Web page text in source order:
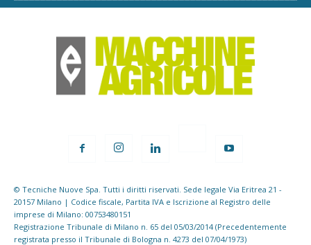
© Tecniche Nuove Spa. Tutti i diritti riservati. Sede legale Via Eritrea 21 -
20157 Milano | Codice fiscale, Partita IVA e Iscrizione al Registro delle
imprese di Milano: 00753480151
Registrazione Tribunale di Milano n. 65 del 05/03/2014 (Precedentemente
registrata presso il Tribunale di Bologna n. 4273 del 07/04/1973)